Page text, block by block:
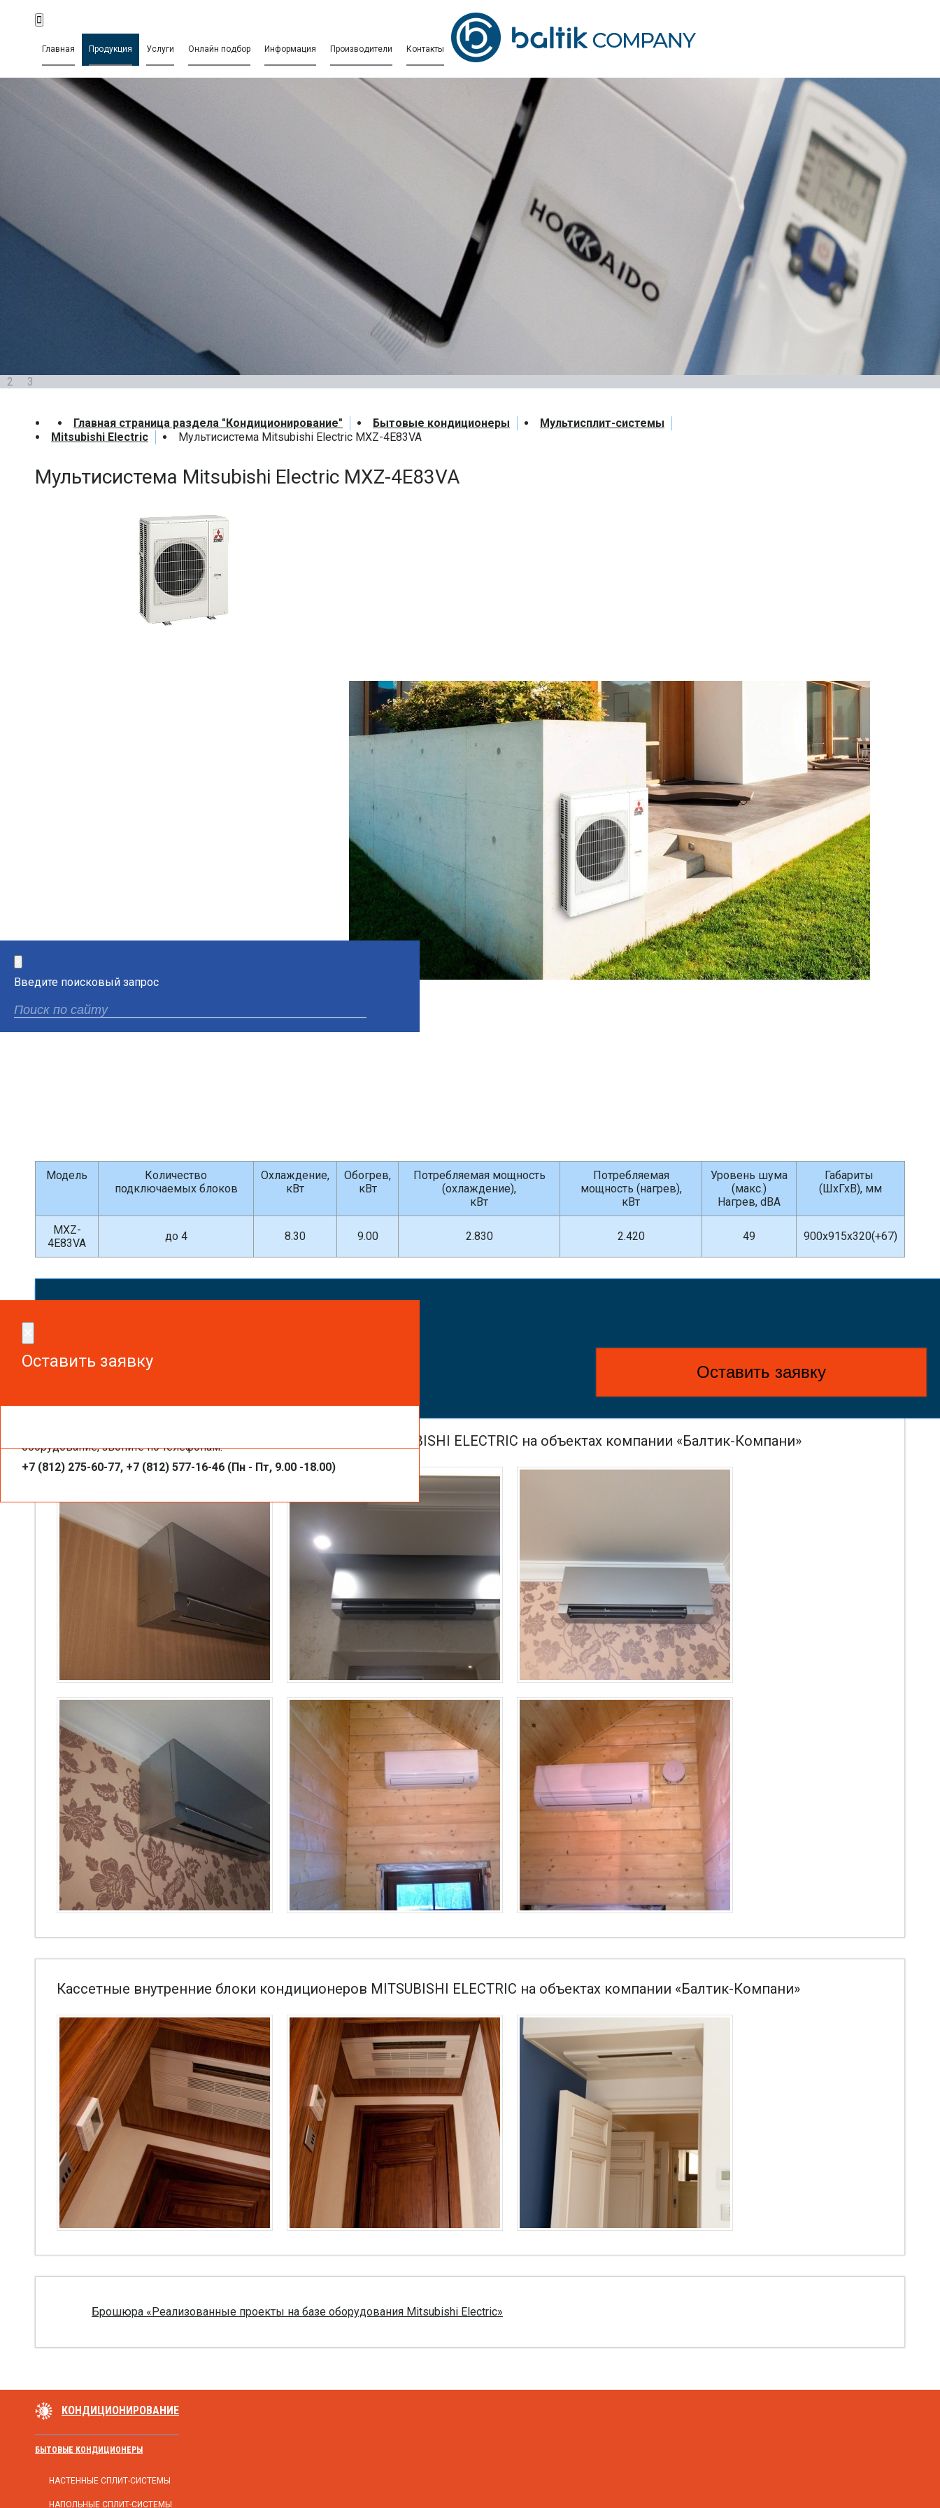
Главная Продукция Услуги Онлайн подбор Информация Производители Контакты
Введите поисковый запрос
2 3
Главная страница раздела "Кондиционирование" Бытовые кондиционеры
Мультисплит-системы
Mitsubishi Electric
Мультисистема Mitsubishi Electric MXZ-4E83VA
Мультисистема Mitsubishi Electric MXZ-4E83VA
Модель
Количество
подключаемых блоков
Охлаждение,
кВт
Обогрев,
кВт
Потребляемая мощность
(охлаждение),
кВт
Потребляемая
мощность (нагрев),
кВт
Уровень шума
(макс.)
Hагрев, dBA
Габариты
(ШхГхВ), мм
MXZ-
4E83VA
до 4 8.30 9.00 2.830 2.420 49 900x915x320(+67)
Оставить заявку
Оставить заявку
оборудование, звоните по телефонам:
+7 (812) 275-60-77, +7 (812) 577-16-46 (Пн - Пт, 9.00 -18.00)
Оставить заявку
Настенные внутренние блоки кондиционеров MITSUBISHI ELECTRIC на объектах компании «Балтик-Компани»
Кассетные внутренние блоки кондиционеров MITSUBISHI ELECTRIC на объектах компании «Балтик-Компани»
Брошюра «Реализованные проекты на базе оборудования Mitsubishi Electric»
КОНДИЦИОНИРОВАНИЕ
БЫТОВЫЕ КОНДИЦИОНЕРЫ
НАСТЕННЫЕ СПЛИТ-СИСТЕМЫ
НАПОЛЬНЫЕ СПЛИТ-СИСТЕМЫ